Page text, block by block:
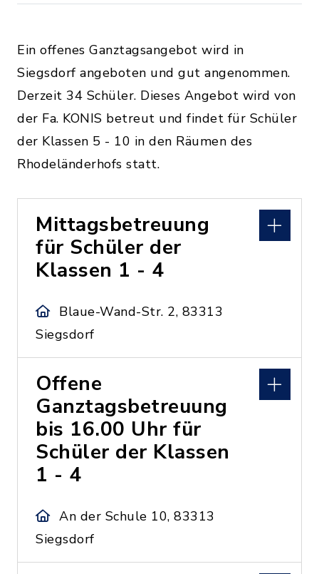
Ein offenes Ganztagsangebot wird in
Siegsdorf angeboten und gut angenommen.
Derzeit 34 Schüler. Dieses Angebot wird von
der Fa. KONIS betreut und findet für Schüler
der Klassen 5 - 10 in den Räumen des
Rhodeländerhofs statt.
Mittagsbetreuung
für Schüler der
Klassen 1 - 4
Blaue-Wand-Str. 2, 83313
Siegsdorf
Offene
Ganztagsbetreuung
bis 16.00 Uhr für
Schüler der Klassen
1 - 4
An der Schule 10, 83313
Siegsdorf